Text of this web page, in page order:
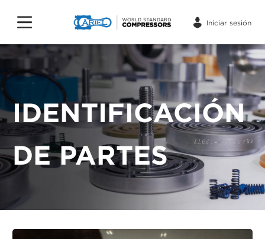
Iniciar sesión
IDENTIFICACIÓN
DE PARTES